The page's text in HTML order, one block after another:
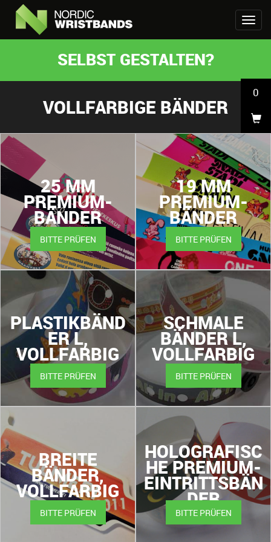
0
SELBST GESTALTEN?
VOLLFARBIGE BÄNDER
25 MM
PREMIUM-
BÄNDER
BITTE PRÜFEN
19 MM
PREMIUM-
BÄNDER
BITTE PRÜFEN
PLASTIKBÄND
ER L,
VOLLFARBIG
BITTE PRÜFEN
SCHMALE
BÄNDER L,
VOLLFARBIG
BITTE PRÜFEN
BREITE
BÄNDER,
VOLLFARBIG
BITTE PRÜFEN
HOLOGRAFISC
HE PREMIUM-
EINTRITTSBÄN
DER
BITTE PRÜFEN